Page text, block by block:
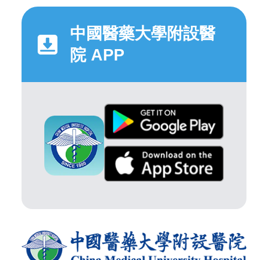
中國醫藥大學附設醫
院 APP